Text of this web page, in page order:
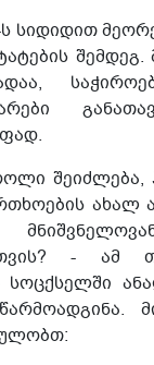
სიდიდით
შეიძლება,
ახალ
- ამ